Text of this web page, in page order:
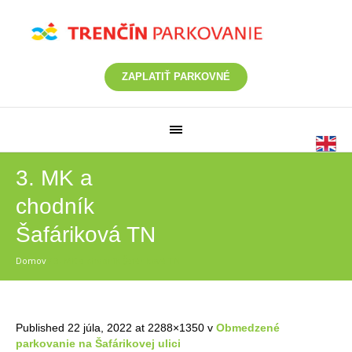
ZAPLATIŤ PARKOVNÉ
3. MK a
chodník
Šafáriková TN
Domov
Published 22 júla, 2022 at 2288×1350 v Obmedzené
parkovanie na Šafárikovej ulici